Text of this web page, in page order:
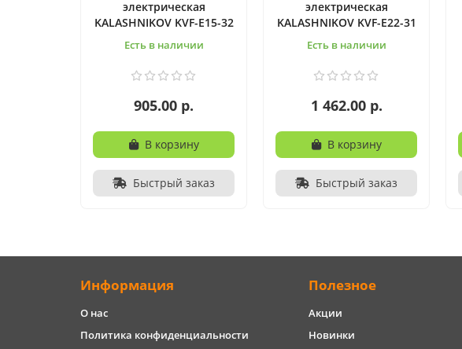
электрическая
KALASHNIKOV KVF-E15-32
Есть в наличии
905.00 р.
В корзину
Быстрый заказ
электрическая
KALASHNIKOV KVF-E22-31
Есть в наличии
1 462.00 р.
В корзину
Быстрый заказ
Информация
О нас
Политика конфиденциальности
Полезное
Акции
Новинки